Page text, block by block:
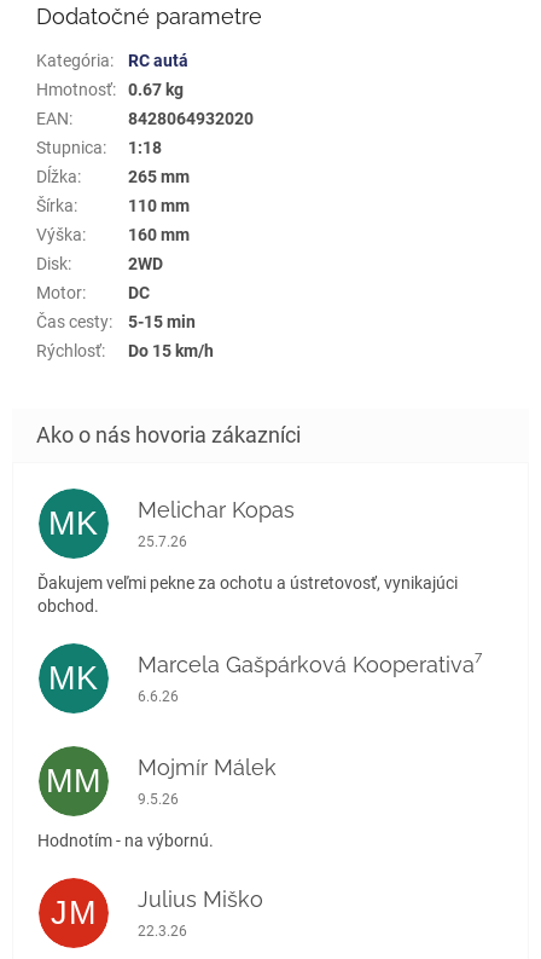
Dodatočné parametre
Kategória:
RC autá
Hmotnosť:
0.67 kg
EAN:
8428064932020
Stupnica:
1:18
Dĺžka:
265 mm
Šírka:
110 mm
Výška:
160 mm
Disk:
2WD
Motor:
DC
Čas cesty:
5-15 min
Rýchlosť: Do 15 km/h
MK Melichar Kopas
Hodnotenie obchodu je 5 z 5 hviezdičiek.
25.7.26
Ďakujem veľmi pekne za ochotu a ústretovosť, vynikajúci
obchod.
MK Marcela Gašpárková Kooperativa⁷
Hodnotenie obchodu je 5 z 5 hviezdičiek.
6.6.26
MM Mojmír Málek
Hodnotenie obchodu je 5 z 5 hviezdičiek.
9.5.26
Hodnotím - na výbornú.
JM Julius Miško
Hodnotenie obchodu je 5 z 5 hviezdičiek.
22.3.26